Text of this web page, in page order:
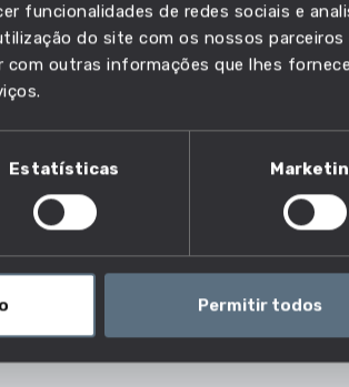
funcionalidades de redes sociais e
do site com os nossos parceiros
com outras informações que lhes
Estatísticas
Permitir todos
de metais
máquinas
as superfícies
de